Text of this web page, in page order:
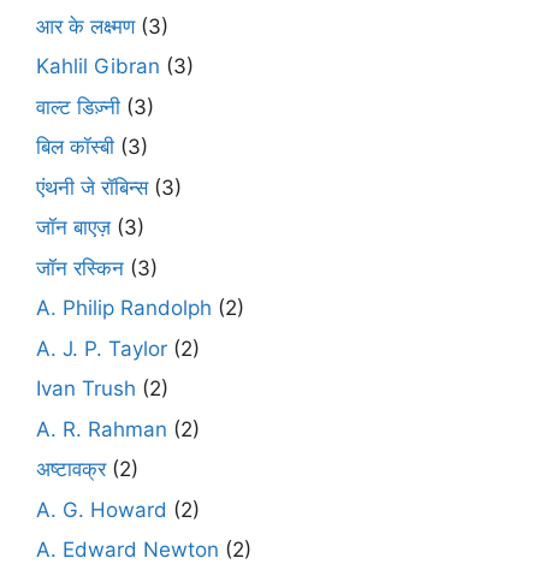
आर के लक्ष्मण(3)
Kahlil Gibran (3)
वाल्ट डिज़्नी (3)
बिल कॉस्बी (3)
एंथनी जे रॉबिन्स(3)
जॉन बाएज़ (3)
जॉन रस्किन (3)
A. Philip Randolph (2)
A. J. P. Taylor (2)
Ivan Trush (2)
A. R. Rahman (2)
अष्टावक्र(2)
A. G. Howard (2)
A. Edward Newton (2)